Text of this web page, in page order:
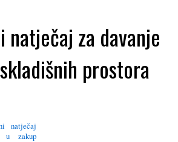
natječaj za davanje
prostora
natječaj
u zakup